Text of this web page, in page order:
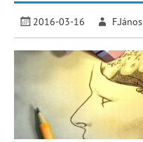
2016-03-16 F.János